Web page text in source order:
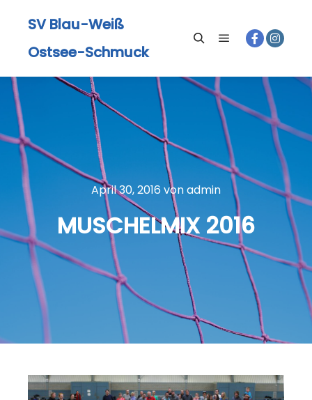
SV Blau-Weiß
Ostsee-Schmuck
April 30, 2016vonadmin
MUSCHELMIX 2016